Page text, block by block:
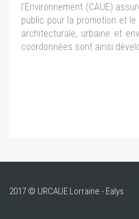
l’Environnement (CAUE)
public pour la promotion et
architecturale, urbaine et
coordonnées sont ainsi
2017 © URCAUE Lorraine - Ealys